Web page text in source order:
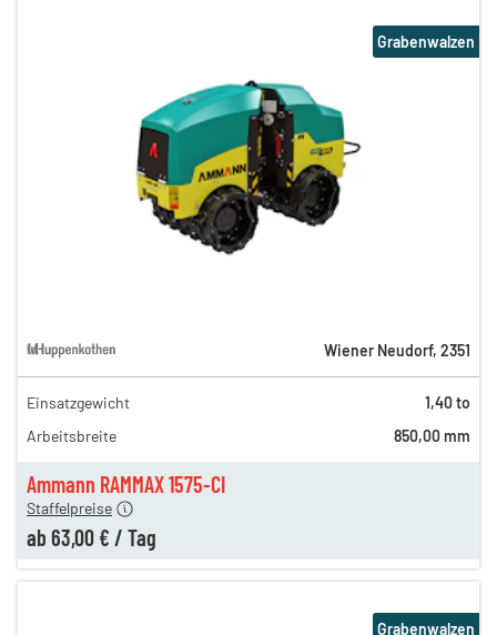
Ammann RAMMAX 1575-CI
140,00 €
86,00 €
Staffelpreise
ab 63,00 € / Tag
Grabenwalzen
Wiener Neudorf, 2351
Einsatzgewicht
1,40 to
Arbeitsbreite
850,00 mm
Grabenwalzen